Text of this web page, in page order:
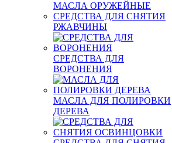
МАСЛА ОРУЖЕЙНЫЕ
СРЕДСТВА ДЛЯ СНЯТИЯ
РЖАВЧИНЫ
СРЕДСТВА ДЛЯ
ВОРОНЕНИЯ
МАСЛА ДЛЯ ПОЛИРОВКИ
ДЕРЕВА